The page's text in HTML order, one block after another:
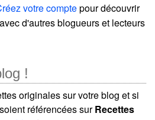
votre comptepour découvrir
d'autres blogueurs et lecteurs
!
originales sur votre blog et si
référencées surRecettes